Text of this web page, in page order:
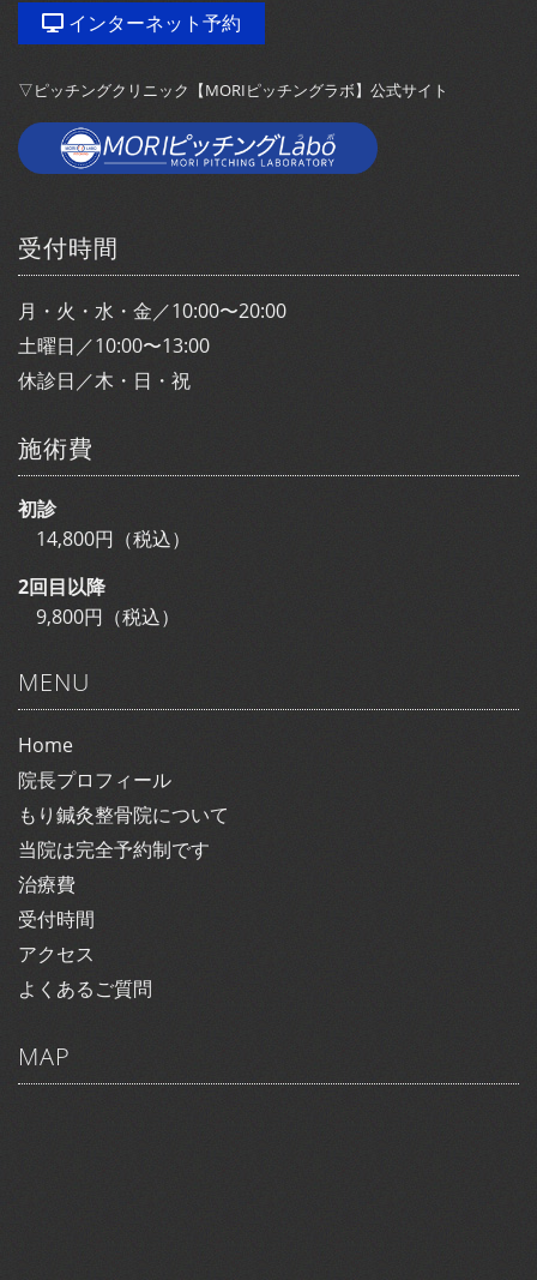
インターネット予約
▽ピッチングクリニック【MORIピッチングラボ】公式サイト
受付時間
月・火・水・金／10:00〜20:00
土曜日／10:00〜13:00
休診日／木・日・祝
施術費
初診
14,800円（税込）
2回目以降
9,800円（税込）
MENU
Home
院長プロフィール
もり鍼灸整骨院について
当院は完全予約制です
治療費
受付時間
アクセス
よくあるご質問
MAP